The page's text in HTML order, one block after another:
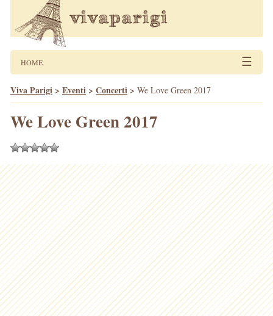
HOME ☰
Viva Parigi > Eventi > Concerti > We Love Green 2017
We Love Green 2017